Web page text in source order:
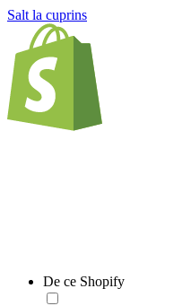
Salt la cuprins
De ce Shopify